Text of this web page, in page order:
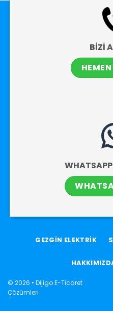
BİZİ
© 2026 • Dijigo E-Ticaret
Çözümleri
GEZGİN ELEKTRİK